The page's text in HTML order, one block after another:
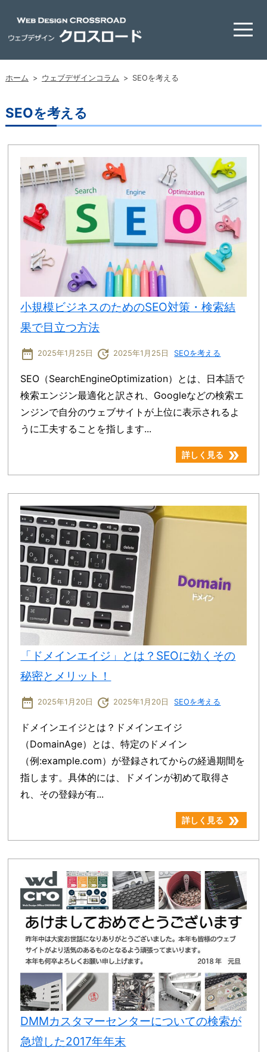
ホーム > ウェブデザインコラム > SEOを考える
SEOを考える
小規模ビジネスのためのSEO対策・検索結
果で目立つ方法
date_range 2025年1月25日 update 2025年1月25日 SEOを考える
SEO（SearchEngineOptimization）とは、日本語で
検索エンジン最適化と訳され、Googleなどの検索エ
ンジンで自分のウェブサイトが上位に表示されるよ
うに工夫することを指します...
詳しく見る double_arrow
「ドメインエイジ」とは？SEOに効くその
秘密とメリット！
date_range 2025年1月20日 update 2025年1月20日 SEOを考える
ドメインエイジとは？ドメインエイジ
（DomainAge）とは、特定のドメイン
（例:example.com）が登録されてからの経過期間を
指します。具体的には、ドメインが初めて取得さ
れ、その登録が有...
詳しく見る double_arrow
DMMカスタマーセンターについての検索が
急増した2017年年末